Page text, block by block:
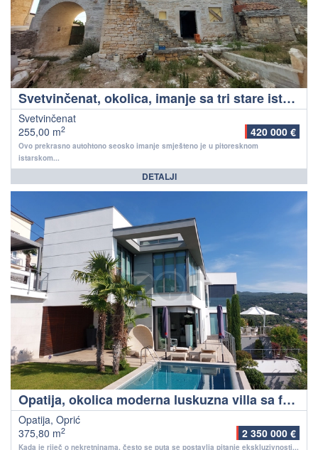
Svetvinčenat, okolica, imanje sa tri stare istarske kuće, rijetkost!
Svetvinčenat
255,00 m2 420 000 €
Ovo prekrasno autohtono seosko imanje smješteno je u pitoresknom
istarskom...
DETALJI
Opatija, okolica moderna luskuzna villa sa fenomenalnim pogledom na Kvarner!
Opatija, Oprić
375,80 m2 2 350 000 €
Kada je riječ o nekretninama, često se puta se postavlja pitanje ekskluzivnosti...